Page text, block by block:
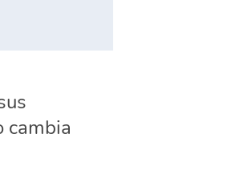
cambia